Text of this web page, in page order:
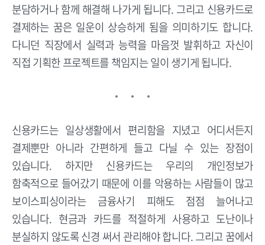
분담하거나 함께 해결해 나가게 됩니다. 그리고 신용카드로
결제하는 꿈은 일운이 상승하게 됨을 의미하기도 합니다.
다니던 직장에서 실력과 능력을 마음껏 발휘하고 자신이
직접 기획한 프로젝트를 책임지는 일이 생기게 됩니다.
신용카드는 일상생활에서 편리함을 지녔고 어디서든지
결제뿐만 아니라 간편하게 들고 다닐 수 있는 장점이
있습니다. 하지만 신용카드는 우리의 개인정보가
함축적으로 들어갔기 때문에 이를 악용하는 사람들이 많고
보이스피싱이라는 금융사기 피해도 점점 늘어나고
있습니다. 현금과 카드를 적절하게 사용하고 도난이나
분실하지 않도록 신경 써서 관리해야 합니다. 그리고 꿈에서